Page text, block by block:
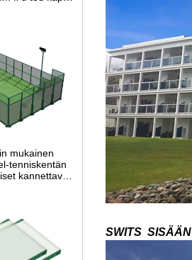
mukainen
kannettavat
Kiinassa,
ja ulkotilat
SWITS SISÄÄN